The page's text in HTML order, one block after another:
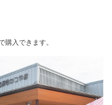
購入できます。